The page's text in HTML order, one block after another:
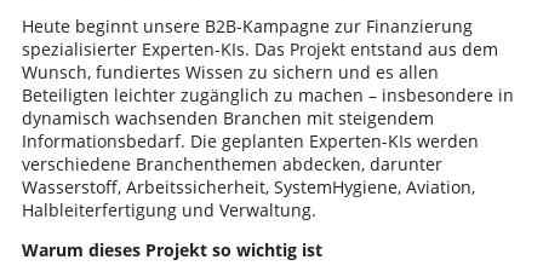
Heute beginnt unsere B2B-Kampagne zur Finanzierung
spezialisierter Experten-KIs. Das Projekt entstand aus dem
Wunsch, fundiertes Wissen zu sichern und es allen
Beteiligten leichter zugänglich zu machen – insbesondere in
dynamisch wachsenden Branchen mit steigendem
Informationsbedarf. Die geplanten Experten-KIs werden
verschiedene Branchenthemen abdecken, darunter
Wasserstoff, Arbeitssicherheit, SystemHygiene, Aviation,
Halbleiterfertigung und Verwaltung.
Warum dieses Projekt so wichtig ist